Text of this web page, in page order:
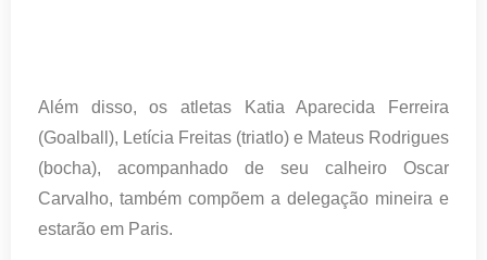
Além disso, os atletas Katia Aparecida Ferreira
(Goalball), Letícia Freitas (triatlo) e Mateus Rodrigues
(bocha), acompanhado de seu calheiro Oscar
Carvalho, também compõem a delegação mineira e
estarão em Paris.